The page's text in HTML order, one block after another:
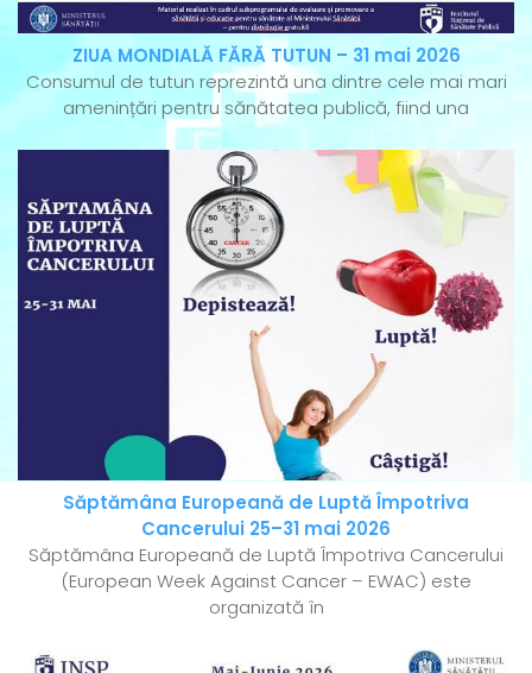
ZIUA MONDIALĂ FĂRĂ TUTUN – 31 mai 2026
Consumul de tutun reprezintă una dintre cele mai mari
amenințări pentru sănătatea publică, fiind una
Săptămâna Europeană de Luptă Împotriva
Cancerului 25–31 mai 2026
Săptămâna Europeană de Luptă Împotriva Cancerului
(European Week Against Cancer – EWAC) este
organizată în